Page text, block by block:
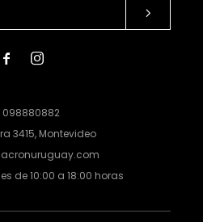
098880882
3415, Montevideo
de 10:00 a 18:00 horas
 